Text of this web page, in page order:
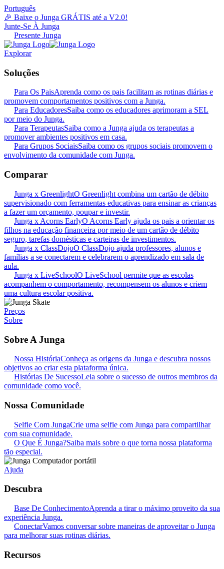
Português
🎉 Baixe o Junga GRÁTIS até a V2.0!
Junte-Se À Junga
Presente Junga
Explorar
Soluções
Para Os PaisAprenda como os pais facilitam as rotinas diárias e
promovem comportamentos positivos com a Junga.
Para EducadoresSaiba como os educadores aprimoram a SEL
por meio do Junga.
Para TerapeutasSaiba como a Junga ajuda os terapeutas a
promover ambientes positivos em casa.
Para Grupos SociaisSaiba como os grupos sociais promovem o
envolvimento da comunidade com Junga.
Comparar
Junga x GreenlightO Greenlight combina um cartão de débito
supervisionado com ferramentas educativas para ensinar as crianças
a fazer um orçamento, poupar e investir.
Junga x Acorns EarlyO Acorns Early ajuda os pais a orientar os
filhos na educação financeira por meio de um cartão de débito
seguro, tarefas domésticas e carteiras de investimentos.
Junga x ClassDojoO ClassDojo ajuda professores, alunos e
famílias a se conectarem e celebrarem o aprendizado em sala de
aula.
Junga x LiveSchoolO LiveSchool permite que as escolas
acompanhem o comportamento, recompensem os alunos e criem
uma cultura escolar positiva.
Preços
Sobre
Sobre A Junga
Nossa HistóriaConheça as origens da Junga e descubra nossos
objetivos ao criar esta plataforma única.
Histórias De SucessoLeia sobre o sucesso de outros membros da
comunidade como você.
Nossa Comunidade
Selfie Com JungaCrie uma selfie com Junga para compartilhar
com sua comunidade.
O Que É Junga?Saiba mais sobre o que torna nossa plataforma
tão especial.
Ajuda
Descubra
Base De ConhecimentoAprenda a tirar o máximo proveito da sua
experiência Junga.
ConectarVamos conversar sobre maneiras de aproveitar o Junga
para melhorar suas rotinas diárias.
Recursos